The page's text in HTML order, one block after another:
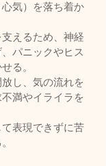
気）を落ち着か
えるため、神経
パニックやヒス
る。
し、気の流れを
満やイライラを
表現できずに苦